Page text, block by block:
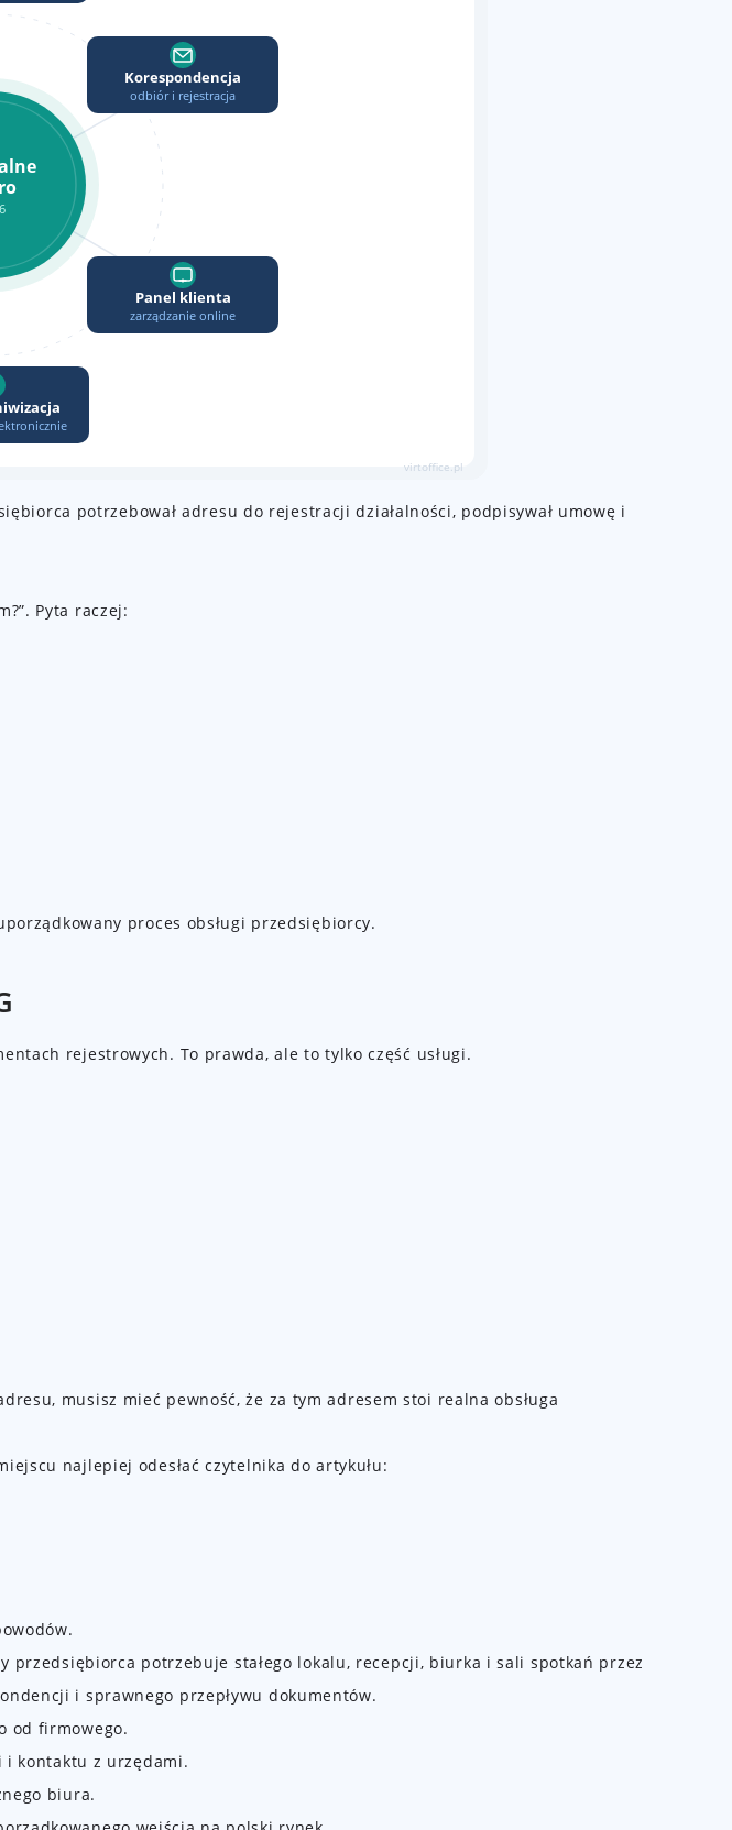
potrzebował adresu do rejestracji działalności, podpisywał umowę i
Pyta raczej:
proces obsługi przedsiębiorcy.
rejestrowych. To prawda, ale to tylko część usługi.
musisz mieć pewność, że za tym adresem stoi realna obsługa
najlepiej odesłać czytelnika do artykułu:
potrzebuje stałego lokalu, recepcji, biurka i sali spotkań przez
i sprawnego przepływu dokumentów.
od firmowego.
i kontaktu z urzędami.
biura.